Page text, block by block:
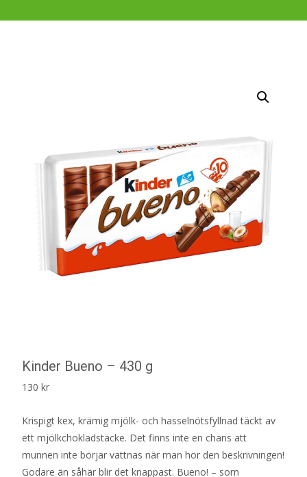
Kinder Bueno – 430 g
130 kr
Krispigt kex, krämig mjölk- och hasselnötsfyllnad täckt av
ett mjölkchokladstäcke. Det finns inte en chans att
munnen inte börjar vattnas när man hör den beskrivningen!
Godare än såhär blir det knappast. Bueno! – som